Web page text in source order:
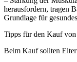
herausfordern, tragen
Grundlage für
Tipps für den Kauf
Beim Kauf sollten